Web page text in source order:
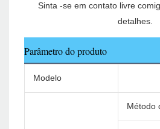
Sinta -se em contato livre
Parâmetro do produto
Modelo
Método